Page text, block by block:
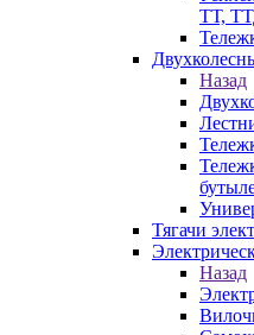
ТТ,
Назад
Тягачи
Назад